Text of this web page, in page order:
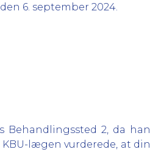
6. september 2024.
Behandlingssted 2, da han
lægen vurderede, at din